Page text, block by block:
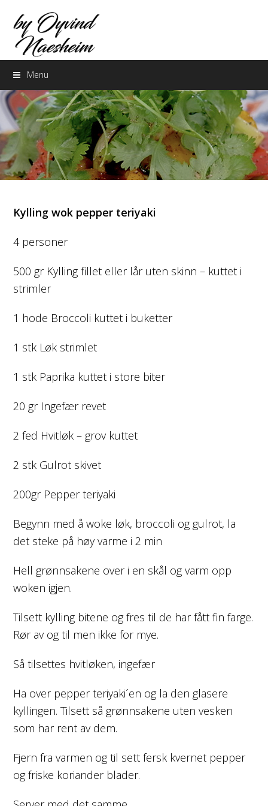
Menu
Kylling wok pepper teriyaki
4 personer
500 gr Kylling fillet eller lår uten skinn – kuttet i
strimler
1 hode Broccoli kuttet i buketter
1 stk Løk strimlet
1 stk Paprika kuttet i store biter
20 gr Ingefær revet
2 fed Hvitløk – grov kuttet
2 stk Gulrot skivet
200gr Pepper teriyaki
Begynn med å woke løk, broccoli og gulrot, la
det steke på høy varme i 2 min
Hell grønnsakene over i en skål og varm opp
woken igjen.
Tilsett kylling bitene og fres til de har fått fin farge.
Rør av og til men ikke for mye.
Så tilsettes hvitløken, ingefær
Ha over pepper teriyaki´en og la den glasere
kyllingen. Tilsett så grønnsakene uten vesken
som har rent av dem.
Fjern fra varmen og til sett fersk kvernet pepper
og friske koriander blader.